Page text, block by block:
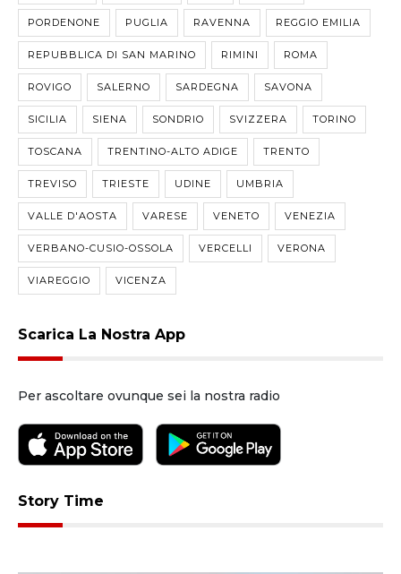
PORDENONE PUGLIA RAVENNA REGGIO EMILIA
REPUBBLICA DI SAN MARINO RIMINI ROMA
ROVIGO SALERNO SARDEGNA SAVONA
SICILIA SIENA SONDRIO SVIZZERA TORINO
TOSCANA TRENTINO-ALTO ADIGE TRENTO
TREVISO TRIESTE UDINE UMBRIA
VALLE D'AOSTA VARESE VENETO VENEZIA
VERBANO-CUSIO-OSSOLA VERCELLI VERONA
VIAREGGIO VICENZA
Scarica La Nostra App
Per ascoltare ovunque sei la nostra radio
Story Time